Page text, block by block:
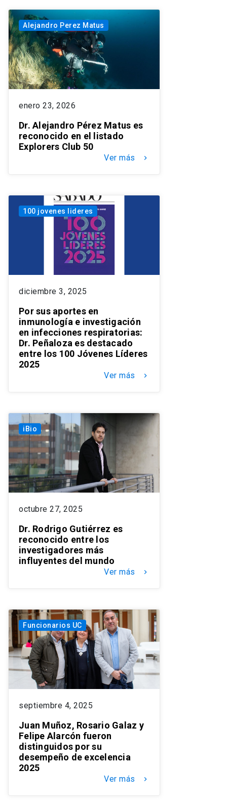
Alejandro Perez Matus
enero 23, 2026
Dr. Alejandro Pérez Matus es
reconocido en el listado
Explorers Club 50
Ver más keyboard_arrow_right
100 jovenes lideres
diciembre 3, 2025
Por sus aportes en
inmunología e investigación
en infecciones respiratorias:
Dr. Peñaloza es destacado
entre los 100 Jóvenes Líderes
2025
Ver más keyboard_arrow_right
iBio
octubre 27, 2025
Dr. Rodrigo Gutiérrez es
reconocido entre los
investigadores más
influyentes del mundo
Ver más keyboard_arrow_right
Funcionarios UC
septiembre 4, 2025
Juan Muñoz, Rosario Galaz y
Felipe Alarcón fueron
distinguidos por su
desempeño de excelencia
2025
Ver más keyboard_arrow_right